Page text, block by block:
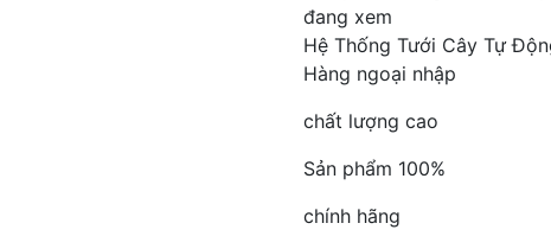
đang xem
Hệ Thống Tưới Cây Tự
Hàng ngoại nhập
chất lượng cao
Sản phẩm 100%
chính hãng